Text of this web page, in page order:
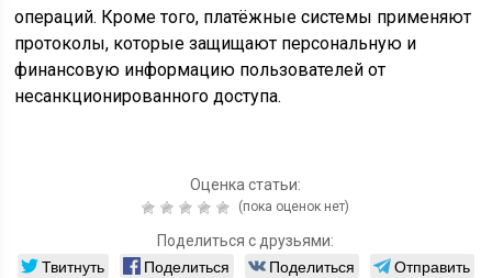
операций. Кроме того, платёжные системы применяют
протоколы, которые защищают персональную и
финансовую информацию пользователей от
несанкционированного доступа.
Оценка статьи:
(пока оценок нет)
Поделиться с друзьями:
Твитнуть Поделиться Поделиться
Отправить